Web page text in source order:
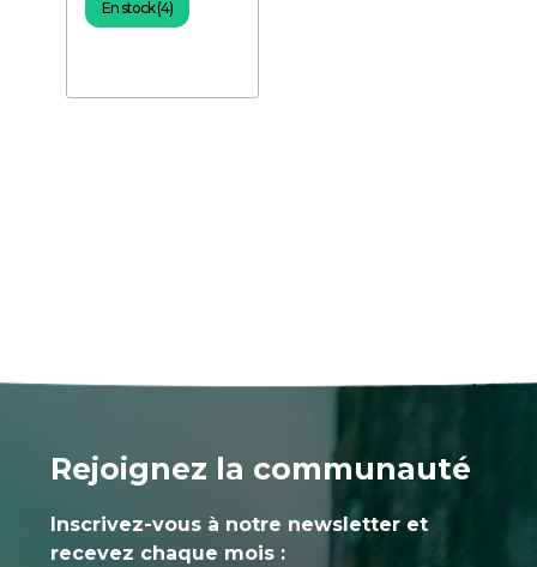
En stock (4)
Rejoignez la communauté
Inscrivez-vous à notre newsletter et
recevez chaque mois :